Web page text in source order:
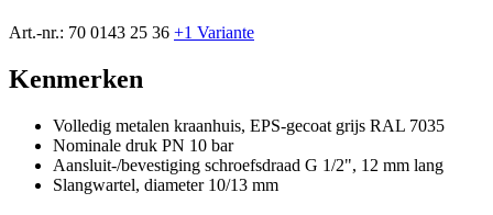
Art.-nr.: 70 0143 25 36 +1 Variante
Kenmerken
Volledig metalen kraanhuis, EPS-gecoat grijs RAL 7035
Nominale druk PN 10 bar
Aansluit-/bevestiging schroefsdraad G 1/2", 12 mm lang
Slangwartel, diameter 10/13 mm